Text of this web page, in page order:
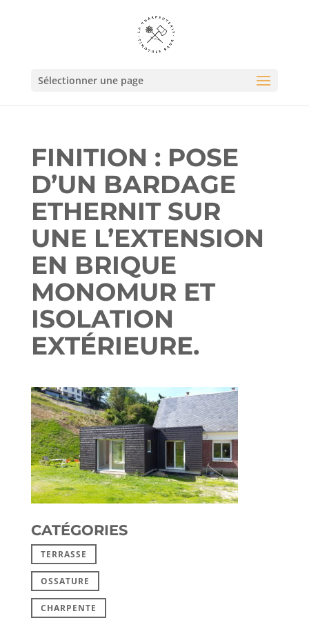
Sélectionner une page
FINITION : POSE
D’UN BARDAGE
ETHERNIT SUR
UNE L’EXTENSION
EN BRIQUE
MONOMUR ET
ISOLATION
EXTÉRIEURE.
CATÉGORIES
TERRASSE
OSSATURE
CHARPENTE